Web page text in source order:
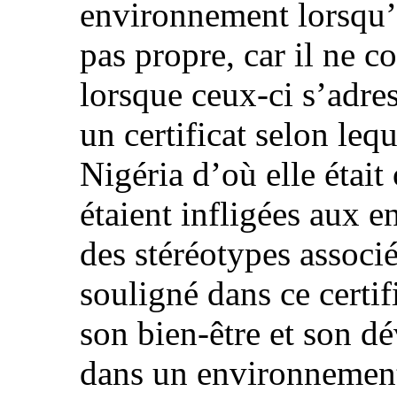
environnement
pas propre, car il ne
lorsque ceux-ci
un certificat selon
Nigéria d’où elle
étaient infligées aux
des stéréotypes
souligné dans ce
son bien-être et son
dans un